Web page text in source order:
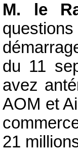
M. le
du 11
avez
AOM et
21